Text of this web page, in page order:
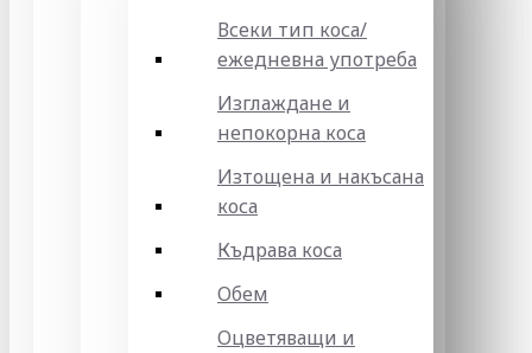
Всеки тип коса/
ежедневна употреба
Изглаждане и
непокорна коса
Изтощена и накъсана
коса
Къдрава коса
Обем
Оцветяващи и